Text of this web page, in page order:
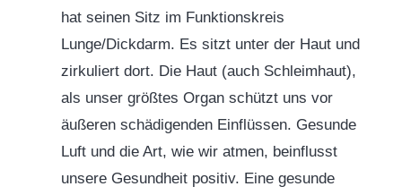
hat seinen Sitz im Funktionskreis
Lunge/Dickdarm. Es sitzt unter der Haut und
zirkuliert dort. Die Haut (auch Schleimhaut),
als unser größtes Organ schützt uns vor
äußeren schädigenden Einflüssen. Gesunde
Luft und die Art, wie wir atmen, beinflusst
unsere Gesundheit positiv. Eine gesunde